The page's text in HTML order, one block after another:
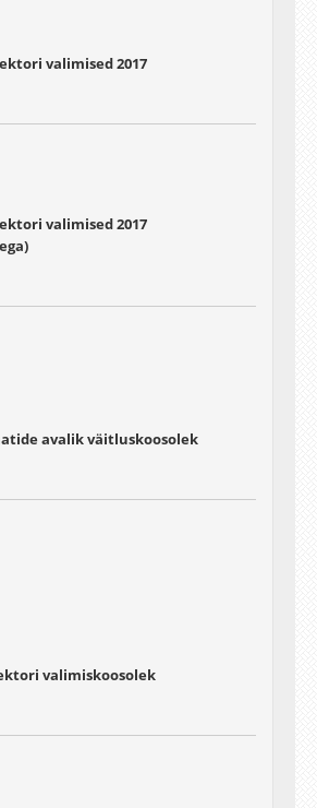
valimised 2017
valimised 2017
avalik väitluskoosolek
valimiskoosolek